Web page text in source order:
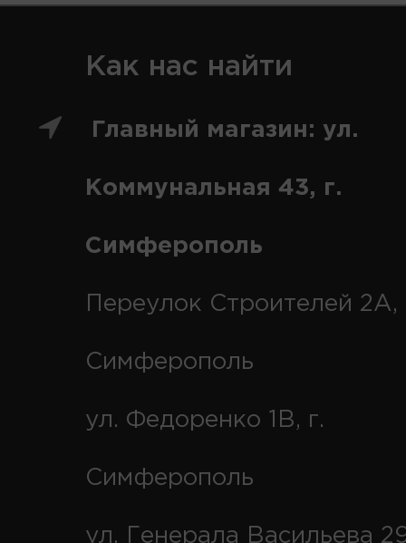
Как нас найти
Главный магазин: ул.
Коммунальная 43, г.
Симферополь
Переулок Строителей 2А,
Симферополь
ул. Федоренко 1В, г.
Симферополь
ул. Генерала Васильева